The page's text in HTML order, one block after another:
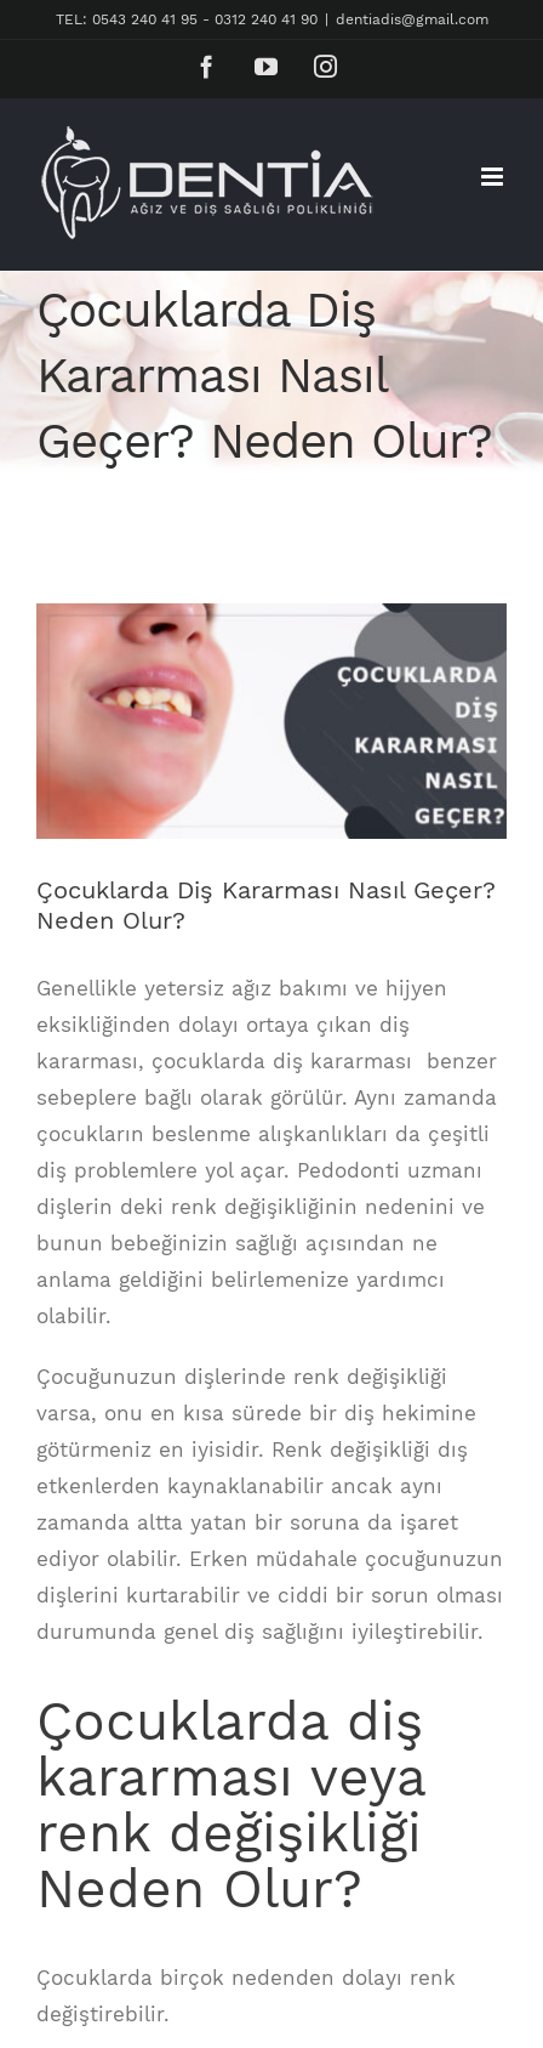
TEL: 0543 240 41 95 - 0312 240 41 90 dentiadis@gmail.com
FacebookYouTubeInstagram
Çocuklarda Diş
Kararması Nasıl
Geçer? Neden Olur?
View
Larger
Image
Çocuklarda Diş Kararması Nasıl Geçer?
Neden Olur?
Genellikle yetersiz ağız bakımı ve hijyen
eksikliğinden dolayı ortaya çıkan diş
kararması, çocuklarda diş kararması benzer
sebeplere bağlı olarak görülür. Aynı zamanda
çocukların beslenme alışkanlıkları da çeşitli
diş problemlere yol açar. Pedodonti uzmanı
dişlerin deki renk değişikliğinin nedenini ve
bunun bebeğinizin sağlığı açısından ne
anlama geldiğini belirlemenize yardımcı
olabilir.
Çocuğunuzun dişlerinde renk değişikliği
varsa, onu en kısa sürede bir diş hekimine
götürmeniz en iyisidir. Renk değişikliği dış
etkenlerden kaynaklanabilir ancak aynı
zamanda altta yatan bir soruna da işaret
ediyor olabilir. Erken müdahale çocuğunuzun
dişlerini kurtarabilir ve ciddi bir sorun olması
durumunda genel diş sağlığını iyileştirebilir.
Çocuklarda diş
kararması veya
renk değişikliği
Neden Olur?
Çocuklarda birçok nedenden dolayı renk
değiştirebilir.